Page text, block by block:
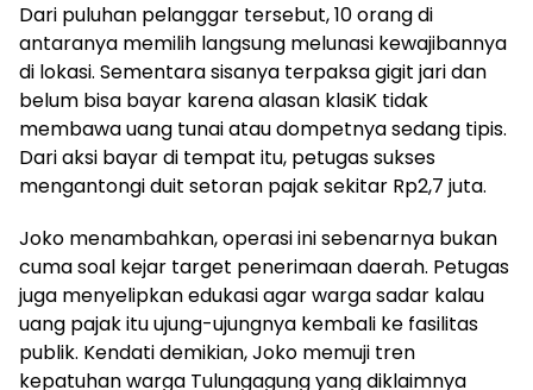
​Dari puluhan pelanggar tersebut, 10 orang di
antaranya memilih langsung melunasi kewajibannya
di lokasi. Sementara sisanya terpaksa gigit jari dan
belum bisa bayar karena alasan klasiK tidak
membawa uang tunai atau dompetnya sedang tipis.
Dari aksi bayar di tempat itu, petugas sukses
mengantongi duit setoran pajak sekitar Rp2,7 juta.
​Joko menambahkan, operasi ini sebenarnya bukan
cuma soal kejar target penerimaan daerah. Petugas
juga menyelipkan edukasi agar warga sadar kalau
uang pajak itu ujung-ujungnya kembali ke fasilitas
publik. Kendati demikian, Joko memuji tren
kepatuhan warga Tulungagung yang diklaimnya